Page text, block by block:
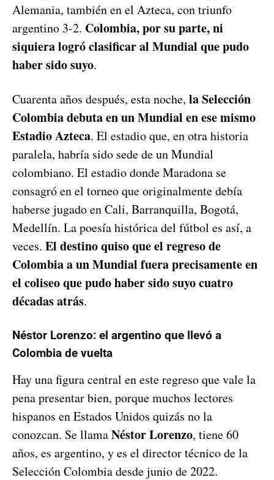
Alemania, también en el Azteca, con triunfo
argentino 3-2. Colombia, por su parte, ni
siquiera logró clasificar al Mundial que pudo
haber sido suyo.
Cuarenta años después, esta noche, la Selección
Colombia debuta en un Mundial en ese mismo
Estadio Azteca. El estadio que, en otra historia
paralela, habría sido sede de un Mundial
colombiano. El estadio donde Maradona se
consagró en el torneo que originalmente debía
haberse jugado en Cali, Barranquilla, Bogotá,
Medellín. La poesía histórica del fútbol es así, a
veces. El destino quiso que el regreso de
Colombia a un Mundial fuera precisamente en
el coliseo que pudo haber sido suyo cuatro
décadas atrás.
Néstor Lorenzo: el argentino que llevó a
Colombia de vuelta
Hay una figura central en este regreso que vale la
pena presentar bien, porque muchos lectores
hispanos en Estados Unidos quizás no la
conozcan. Se llamaNéstor Lorenzo, tiene 60
años, es argentino, y es el director técnico de la
Selección Colombia desde junio de 2022.